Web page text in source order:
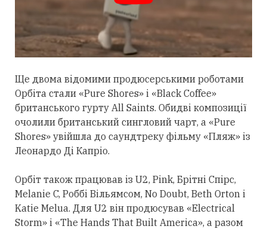
Ще двома відомими продюсерськими роботами
Орбіта стали «Pure Shores» і «Black Coffee»
британського гурту All Saints. Обидві композиції
очолили британський сингловий чарт, а «Pure
Shores» увійшла до саундтреку фільму «Пляж» із
Леонардо Ді Капріо.
Орбіт також працював із U2, Pink, Брітні Спірс,
Melanie C, Роббі Вільямсом, No Doubt, Beth Orton і
Katie Melua. Для U2 він продюсував «Electrical
Storm» і «The Hands That Built America», а разом